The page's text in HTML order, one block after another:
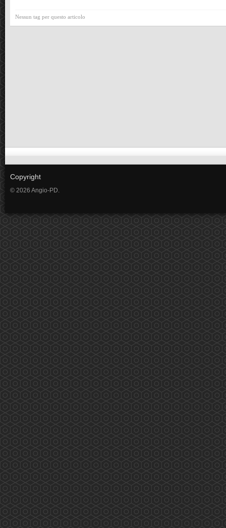
Nessun tag per questo articolo
Copyright
© 2026 Angio-PD.